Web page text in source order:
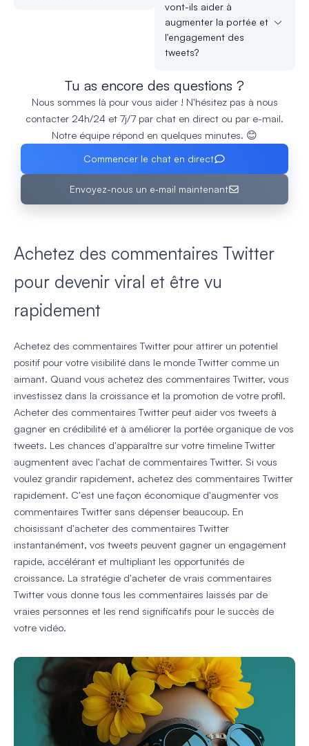
vont-ils aider à
augmenter la portée et
l'engagement des
tweets?
Tu as encore des questions ?
Nous sommes là pour vous aider ! N'hésitez pas à nous
contacter 24h/24 et 7j/7 par chat en direct ou par e-mail.
Notre équipe répond en quelques minutes. 😊
Commencer le chat en direct
Envoyez-nous un e‑mail maintenant
Achetez des commentaires Twitter
pour devenir viral et être vu
rapidement
Achetez des commentaires Twitter pour attirer un potentiel
positif pour votre visibilité dans le monde Twitter comme un
aimant. Quand vous achetez des commentaires Twitter, vous
investissez dans la croissance et la promotion de votre profil.
Acheter des commentaires Twitter peut aider vos tweets à
gagner en crédibilité et à améliorer la portée organique de vos
tweets. Les chances d'apparaître sur votre timeline Twitter
augmentent avec l'achat de commentaires Twitter. Si vous
voulez grandir rapidement, achetez des commentaires Twitter
rapidement. C'est une façon économique d'augmenter vos
commentaires Twitter sans dépenser beaucoup. En
choisissant d'acheter des commentaires Twitter
instantanément, vos tweets peuvent gagner un engagement
rapide, accélérant et multipliant les opportunités de
croissance. La stratégie d'acheter de vrais commentaires
Twitter vous donne tous les commentaires laissés par de
vraies personnes et les rend significatifs pour le succès de
votre vidéo.